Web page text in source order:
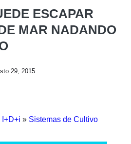
ESCAPAR
MAR NADANDO
29, 2015
I+D+i » Sistemas de Cultivo